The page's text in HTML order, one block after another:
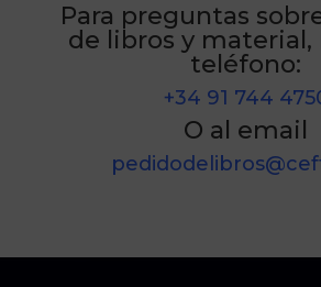
Para preguntas
de libros y material,
teléfono:
+34 91 744
O al email